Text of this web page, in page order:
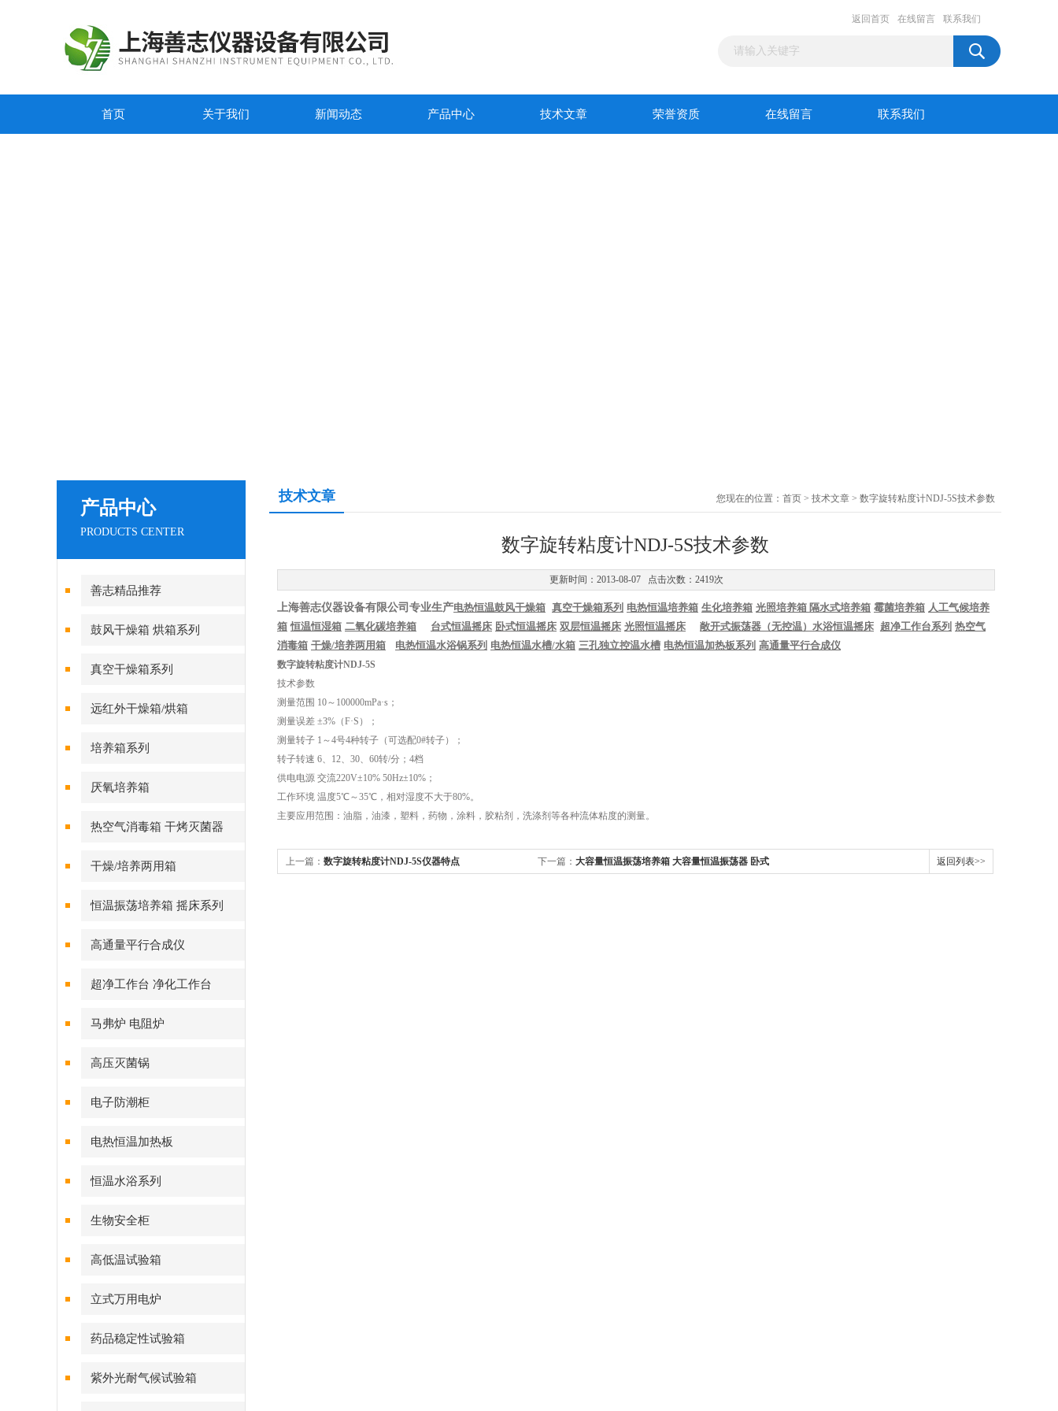
返回首页 在线留言 联系我们
首页 关于我们 新闻动态 产品中心 技术文章 荣誉资质 在线留言 联系我们
产品中心
PRODUCTS CENTER
善志精品推荐
鼓风干燥箱 烘箱系列
真空干燥箱系列
远红外干燥箱/烘箱
培养箱系列
厌氧培养箱
热空气消毒箱 干烤灭菌器
干燥/培养两用箱
恒温振荡培养箱 摇床系列
高通量平行合成仪
超净工作台 净化工作台
马弗炉 电阻炉
高压灭菌锅
电子防潮柜
电热恒温加热板
恒温水浴系列
生物安全柜
高低温试验箱
立式万用电炉
药品稳定性试验箱
紫外光耐气候试验箱
技术文章 您现在的位置： 首页 > 技术文章 > 数字旋转粘度计NDJ-5S技术参数
数字旋转粘度计NDJ-5S技术参数
更新时间：2013-08-07 点击次数：2419次
上海善志仪器设备有限公司专业生产电热恒温鼓风干燥箱 真空干燥箱系列 电热恒温培养箱 生化培养箱 光照培养箱 隔水式培养箱 霉菌培养箱 人工气候培养
箱 恒温恒湿箱 二氧化碳培养箱 台式恒温摇床 卧式恒温摇床 双层恒温摇床 光照恒温摇床 敞开式振荡器（无控温） 水浴恒温摇床 超净工作台系列 热空气
消毒箱 干燥/培养两用箱 电热恒温水浴锅系列 电热恒温水槽/水箱 三孔独立控温水槽 电热恒温加热板系列 高通量平行合成仪
数字旋转粘度计NDJ-5S
技术参数
测量范围 10～100000mPa·s；
测量误差 ±3%（F·S）；
测量转子 1～4号4种转子（可选配0#转子）；
转子转速 6、12、30、60转/分；4档
供电电源 交流220V±10% 50Hz±10%；
工作环境 温度5℃～35℃，相对湿度不大于80%。
主要应用范围：油脂，油漆，塑料，药物，涂料，胶粘剂，洗涤剂等各种流体粘度的测量。
上一篇： 数字旋转粘度计NDJ-5S仪器特点 下一篇： 大容量恒温振荡培养箱 大容量恒温振荡器 卧式 返回列表>>